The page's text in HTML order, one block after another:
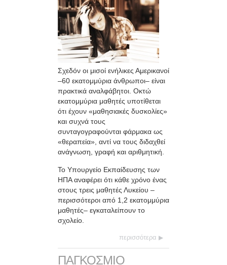
Σχεδόν οι μισοί ενήλικες Αμερικανοί
–60 εκατομμύρια άνθρωποι– είναι
πρακτικά αναλφάβητοι. Οκτώ
εκατομμύρια μαθητές υποτίθεται
ότι έχουν «μαθησιακές δυσκολίες»
και συχνά τους
συνταγογραφούνται φάρμακα ως
«θεραπεία», αντί να τους διδαχθεί
ανάγνωση, γραφή και αριθμητική.
Το Υπουργείο Εκπαίδευσης των
ΗΠΑ αναφέρει ότι κάθε χρόνο ένας
στους τρεις μαθητές Λυκείου –
περισσότεροι από 1,2 εκατομμύρια
μαθητές– εγκαταλείπουν το
σχολείο.
περισσότερα
ΠΑΓΚΟΣΜΙΟ